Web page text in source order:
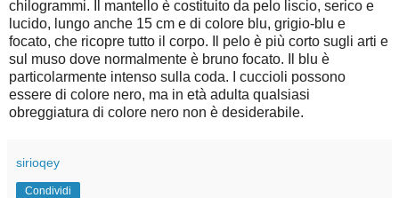
chilogrammi. Il mantello è costituito da pelo liscio, serico e
lucido, lungo anche 15 cm e di colore blu, grigio-blu e
focato, che ricopre tutto il corpo. Il pelo è più corto sugli arti e
sul muso dove normalmente è bruno focato. Il blu è
particolarmente intenso sulla coda. I cuccioli possono
essere di colore nero, ma in età adulta qualsiasi
obreggiatura di colore nero non è desiderabile.
sirioqey
Condividi